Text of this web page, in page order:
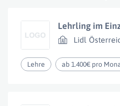
Lehrling im
Lidl
Lehre ab 1.400€ pro